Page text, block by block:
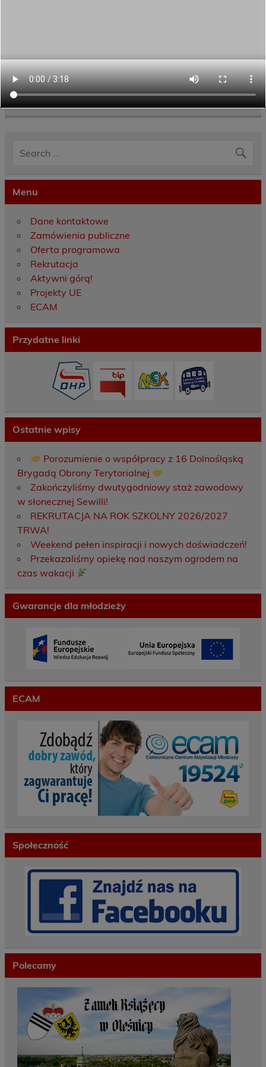
Category:Aktualności
Menu
Dane kontaktowe
Zamówienia publiczne
Oferta programowa
Rekrutacja
Aktywni górą!
Projekty UE
ECAM
Przydatne linki
Ostatnie wpisy
Porozumienie o współpracy z 16 Dolnośląską
Brygadą Obrony Terytorialnej
Zakończyliśmy dwutygodniowy staż zawodowy
w słonecznej Sewilli!
REKRUTACJA NA ROK SZKOLNY 2026/2027
TRWA!
Weekend pełen inspiracji i nowych doświadczeń!
Przekazaliśmy opiekę nad naszym ogrodem na
czas wakacji
Gwarancje dla młodzieży
ECAM
Społeczność
Polecamy